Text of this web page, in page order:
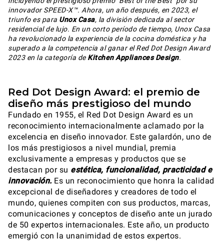
innovador SPEED-X™. Ahora, un año después, en 2023, el
triunfo es para Unox Casa, la división dedicada al sector
residencial de lujo. En un corto período de tiempo, Unox Casa
ha revolucionado la experiencia de la cocina doméstica y ha
superado a la competencia al ganar el Red Dot Design Award
2023 en la categoría de Kitchen Appliances Design.
Red Dot Design Award: el premio de
diseño más prestigioso del mundo
Fundado en 1955, el Red Dot Design Award es un
reconocimiento internacionalmente aclamado por la
excelencia en diseño innovador. Este galardón, uno de
los más prestigiosos a nivel mundial, premia
exclusivamente a empresas y productos que se
destacan por su estética, funcionalidad, practicidad e
innovación.Es un reconocimiento que honra la calidad
excepcional de diseñadores y creadores de todo el
mundo, quienes compiten con sus productos, marcas,
comunicaciones y conceptos de diseño ante un jurado
de 50 expertos internacionales. Este año, un producto
emergió con la unanimidad de estos expertos.